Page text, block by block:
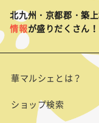
北九州・京都郡・築
情報が盛りだくさん！
華マルシェとは？
ショップ検索